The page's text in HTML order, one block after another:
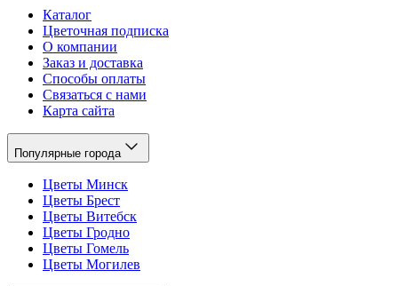
Каталог
Цветочная подписка
О компании
Заказ и доставка
Способы оплаты
Связаться с нами
Карта сайта
Популярные города
Цветы Минск
Цветы Брест
Цветы Витебск
Цветы Гродно
Цветы Гомель
Цветы Могилев